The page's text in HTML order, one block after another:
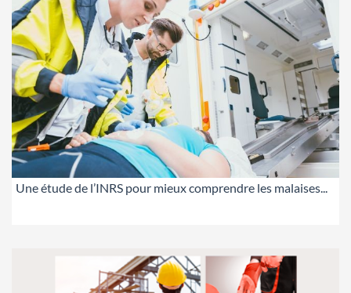
Une étude de l’INRS pour mieux comprendre les malaises...